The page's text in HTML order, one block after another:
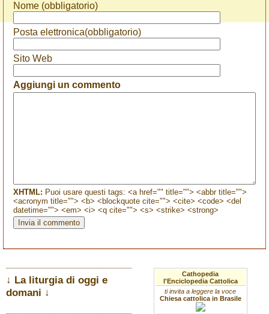
Nome (obbligatorio)
Posta elettronica(obbligatorio)
Sito Web
Aggiungi un commento
XHTML: Puoi usare questi tags: <a href="" title=""> <abbr title="">
<acronym title=""> <b> <blockquote cite=""> <cite> <code> <del
datetime=""> <em> <i> <q cite=""> <s> <strike> <strong>
↓ La liturgia di oggi e
domani ↓
Cathopedia
l'Enciclopedia Cattolica
ti invita a leggere la voce
Chiesa cattolica in Brasile